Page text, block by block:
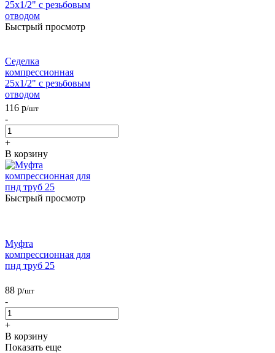
Быстрый просмотр
Седелка
компрессионная
25x1/2" с резьбовым
отводом
116 р/шт
-
+
В корзину
Быстрый просмотр
Муфта
компрессионная для
пнд труб 25
88 р/шт
-
+
В корзину
Показать еще